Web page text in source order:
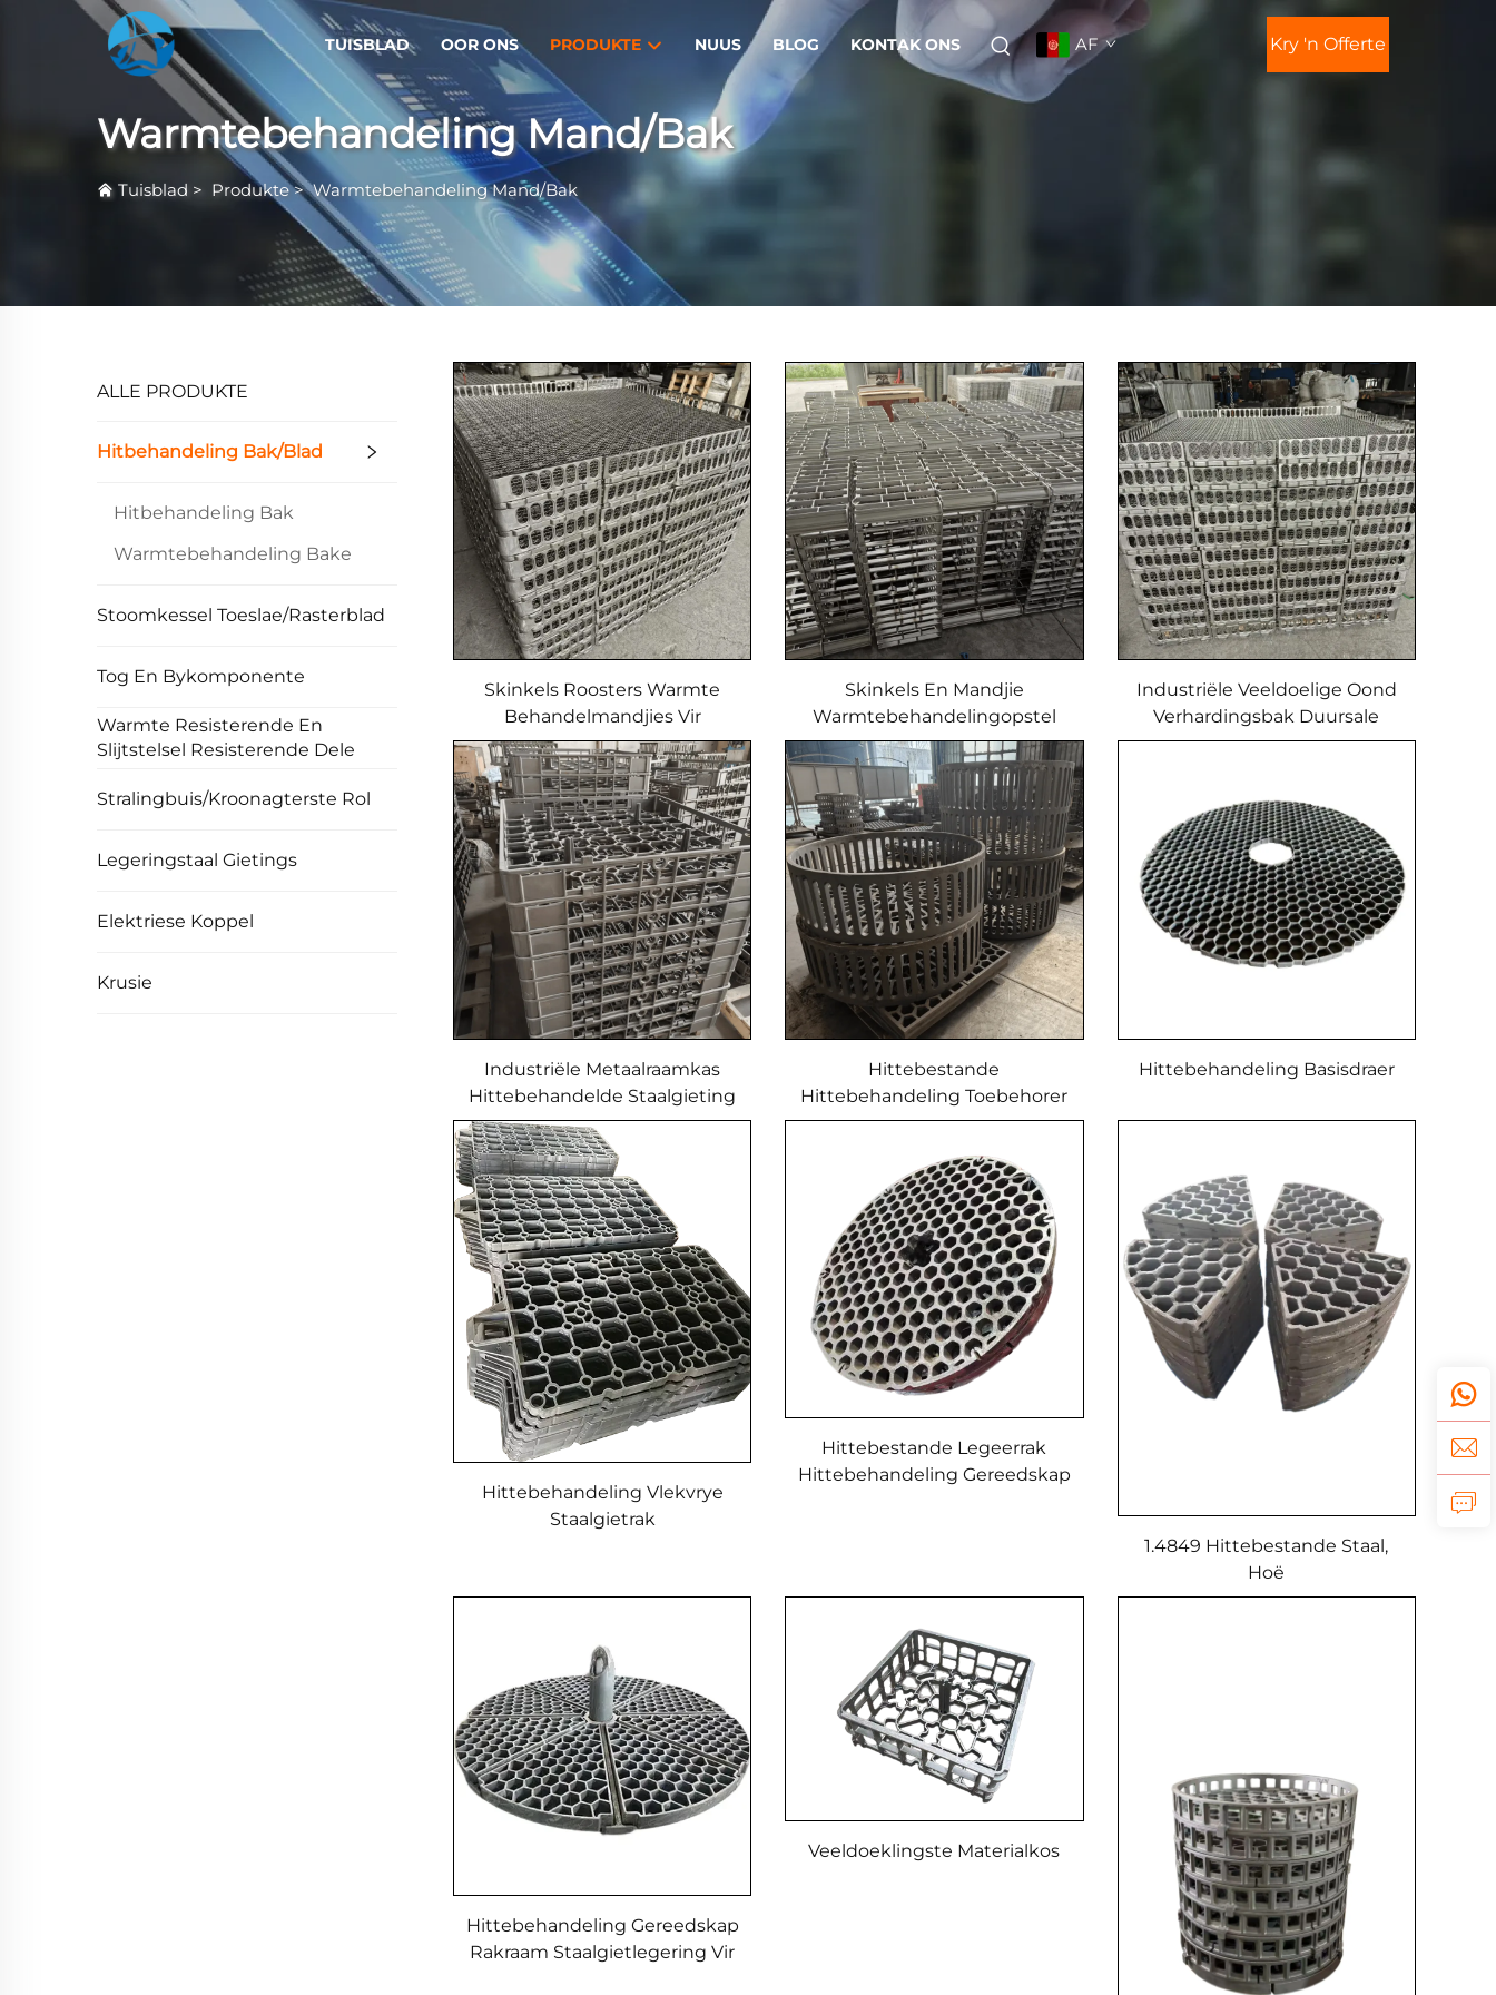
TUISBLAD OOR ONS PRODUKTE NUUS BLOG KONTAK ONS AF Kry 'n Offerte
Warmtebehandeling Mand/Bak
Tuisblad > Produkte>Warmtebehandeling Mand/Bak
ALLE PRODUKTE
Hitbehandeling Bak/Blad
Hitbehandeling Bak
Warmtebehandeling Bake
Stoomkessel Toeslae/Rasterblad
Tog En Bykomponente
Warmte Resisterende En
Slijtstelsel Resisterende Dele
Stralingbuis/Kroonagterste Rol
Legeringstaal Gietings
Elektriese Koppel
Krusie
Skinkels Roosters Warmte
Behandelmandjies Vir
Warmtebehandelingsoond,
Lank Gebruik Lewe
Skinkels En Mandjie
Warmtebehandelingopstel
Ontwerp Met Giet &
Gesweisde Prosess EB22149
Industriële Veeldoelige Oond
Verhardingsbak Duursale
Raam Vir Gietdienste
Industriële Metaalraamkas
Hittebehandelde Staalgieting
Sand Gietproses Met
Geïnvesteerde Giet
Hittebestande Materiaal
Hittebestande
Hittebehandeling Toebehorer
Gietyster Mandjie Van
Hittebehandeling Basisdraer
Hittebehandeling Vlekvrye
Staalgietrak
Hittebestande Legeerrak
Hittebehandeling Gereedskap
1.4849 Hittebestande Staal,
Hoë
Temperatuurweerstandige
Hittebehandeling Gereedskap
Rakraam Staalgietlegering Vir
Veeldoeklingste Materialkos